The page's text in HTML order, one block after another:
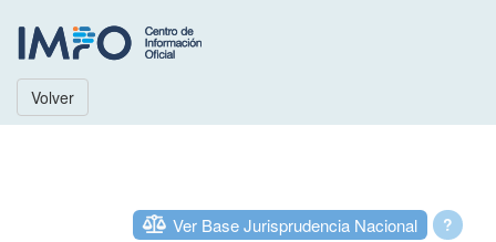
Volver
?
Ver Base Jurisprudencia Nacional